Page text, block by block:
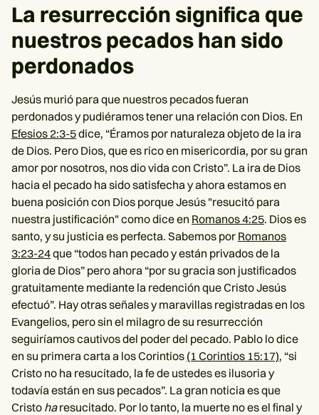
La resurrección significa que
nuestros pecados han sido
perdonados
Jesús murió para que nuestros pecados fueran
perdonados y pudiéramos tener una relación con Dios. En
Efesios 2:3-5dice, “Éramos por naturaleza objeto de la ira
de Dios. Pero Dios, que es rico en misericordia, por su gran
amor por nosotros, nos dio vida con Cristo”. La ira de Dios
hacia el pecado ha sido satisfecha y ahora estamos en
buena posición con Dios porque Jesús "resucitó para
nuestra justificación" como dice en Romanos 4:25. Dios es
santo, y su justicia es perfecta. Sabemos por Romanos
3:23-24que “todos han pecado y están privados de la
gloria de Dios” pero ahora “por su gracia son justificados
gratuitamente mediante la redención que Cristo Jesús
efectuó”. Hay otras señales y maravillas registradas en los
Evangelios, pero sin el milagro de su resurrección
seguiríamos cautivos del poder del pecado. Pablo lo dice
en su primera carta a los Corintios (1 Corintios 15:17), “si
Cristo no ha resucitado, la fe de ustedes es ilusoria y
todavía están en sus pecados”. La gran noticia es que
Cristo haresucitado. Por lo tanto, la muerte no es el final y